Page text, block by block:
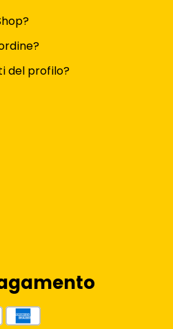
del profilo?